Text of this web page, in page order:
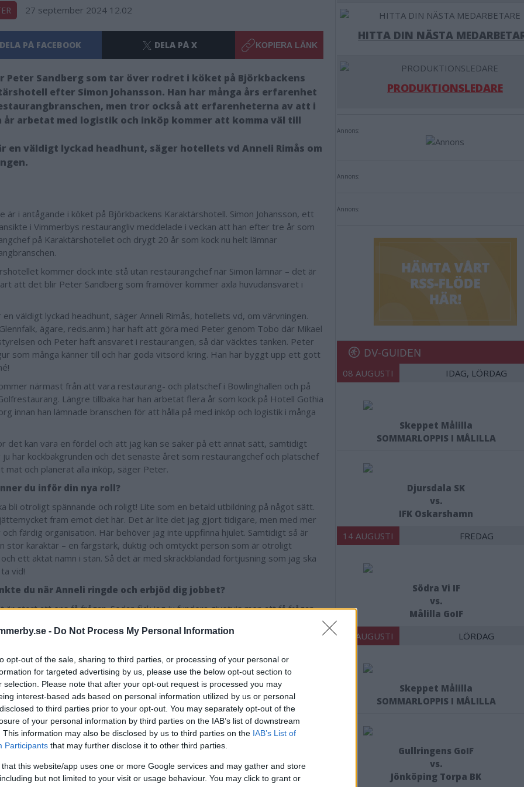
- Do Not Process My Personal Information
opt-out of the sale, sharing to third parties, or processing of your personal or
for targeted advertising by us, please use the below opt-out section to
selection. Please note that after your opt-out request is processed you may
interest-based ads based on personal information utilized by us or personal
to third parties prior to your opt-out. You may separately opt-out of the
of your personal information by third parties on the IAB’s list of downstream
This information may also be disclosed by us to third parties on the IAB’s List of
Participants that may further disclose it to other third parties.
this website/app uses one or more Google services and may gather and store
but not limited to your visit or usage behaviour. You may click to grant or
27 september 2024 12.02
PÅ FACEBOOK DELA PÅ X KOPIERA LÄNK
Peter Sandberg som tar över rodret i köket på Björkbackens
efter Simon Johansson. Han har många års erfarenhet
men tror också att erfarenheterna av att i
år arbetat med logistik och inköp kommer att komma väl till
en väldigt lyckad headhunt, säger hotellets vd Anneli Rimås om
är i antågande i köket på Björkbackens Karaktärshotell. Simon Johansson, ett
i Vimmerbys restaurangliv meddelade i veckan att han efter tre år som
på Karaktärshotellet och drygt 20 år som kock nu helt lämnar
kommer dock inte stå utan restaurangchef när Simon lämnar – det är
att det blir Peter Sandberg som framöver kommer axla huvudansvaret i
en väldigt lyckad headhunt, säger Anneli Rimås, hotellets vd, om värvningen.
ägare, reds.anm.) har haft att göra med Peter genom Tobo där Mikael
och Peter haft ansvaret i restaurangen, så där väcktes tanken. Peter
som många känner till och har goda vitsord kring. Han har byggt upp ett gott
närmast från att vara restaurang- och platschef i Bowlinghallen och på
Längre tillbaka har han arbetat flera år som kock på Hotell Gothia
innan han lämnade branschen för att hålla på med inköp och logistik i många
det kan vara en fördel och att jag kan se saker på ett annat sätt, samtidigt
ju har kockbakgrunden och det senaste året som restaurangchef och platschef
mat och planerat alla inköp, säger Peter.
du inför din nya roll?
bli otroligt spännande och roligt! Lite som en betald utbildning på något sätt.
fram emot det här. Det är lite det jag gjort tidigare, men med mer
färdig organisation. Här behöver jag inte uppfinna hjulet. Samtidigt så är
stor karaktär – en färgstark, duktig och omtyckt person som är otroligt
ett aktat namn i stan. Så det är med skräckblandad förtjusning som jag ska
vid!
du när Anneli ringde och erbjöd dig jobbet?
är stort att ens få frågan. Sedan fick jag ju fundera givetvis men att få frågan
jag inte.
inriktning på maten eller så?
inte. Man ska inte peta för mycket i sådant som redan fungerar! Sedan kan
förfina småsaker, men det är inte min roll till att börja med.
inte sin tjänst förrän efter nyår, men Peter börjar redan i början på
mjuk övergång för Peter så han inte bara kastas in i det samtidigt som vi kan
HITTA DIN NÄSTA
PRODUKTIONSLEDARE
Annons:
Annons:
Annons:
DV-GUIDEN
08 AUGUSTI IDAG, LÖRDAG
Skeppet Målilla
SOMMARLOPPIS I MÅLILLA
Djursdala SK
vs.
IFK Oskarshamn
14 AUGUSTI FREDAG
Södra Vi IF
vs.
Målilla GoIF
15 AUGUSTI LÖRDAG
Skeppet Målilla
SOMMARLOPPIS I MÅLILLA
Gullringens GoIF
vs.
Jönköping Torpa BK